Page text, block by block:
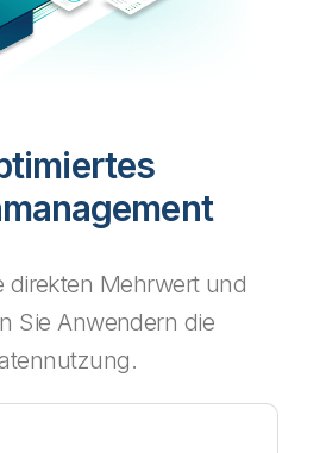
direkten Mehrwert und
Sie Anwendern die